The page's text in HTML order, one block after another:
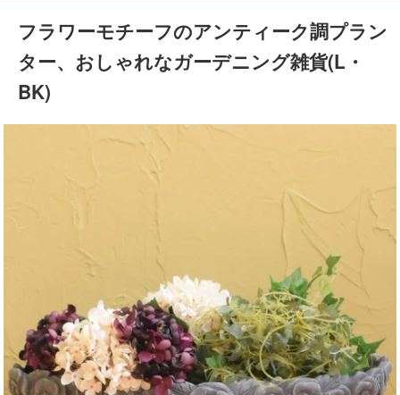
フラワーモチーフのアンティーク調プラン
ター、おしゃれなガーデニング雑貨(L・
BK)